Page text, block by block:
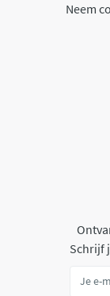
Neem
Schrijf